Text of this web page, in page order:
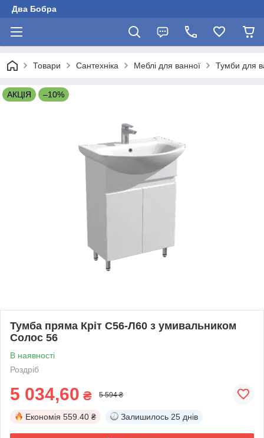
Два Бобра
Товари Сантехніка Меблі для ванної Тумби для
АКЦІЯ –10%
Тумба пряма Кріт С56-Л60 з умивальником
Солос 56
В наявності
Роздріб
5 034,60 ₴ 5 594 ₴
Економія 559.40 ₴ Залишилось 25 днів